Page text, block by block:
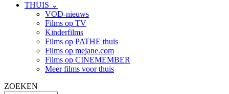
THUIS ⌄
VOD-nieuws
Films op TV
Kinderfilms
Films op PATHE thuis
Films op mejane.com
Films op CINEMEMBER
Meer films voor thuis
ZOEKEN